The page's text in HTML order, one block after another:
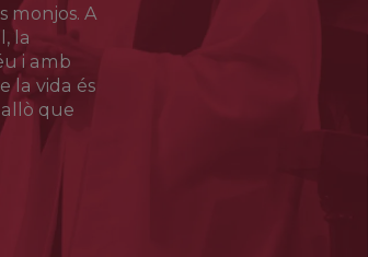
monjos. A
la
i amb
la vida és
que